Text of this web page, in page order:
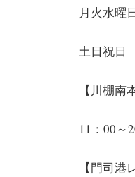
月火水曜
土日祝日
【川棚南
11：00～
【門司港